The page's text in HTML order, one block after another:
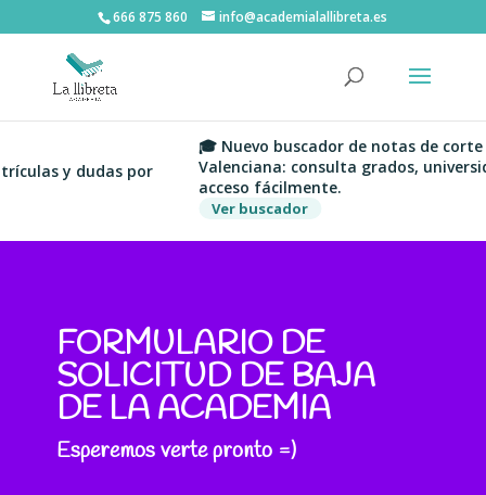
666 875 860 info@academialallibreta.es
y dudas por
🎓 Nuevo buscador de notas de corte
Valenciana: consulta grados,
acceso fácilmente.
Ver buscador
FORMULARIO DE
SOLICITUD DE BAJA
DE LA ACADEMIA
Esperemos verte pronto =)